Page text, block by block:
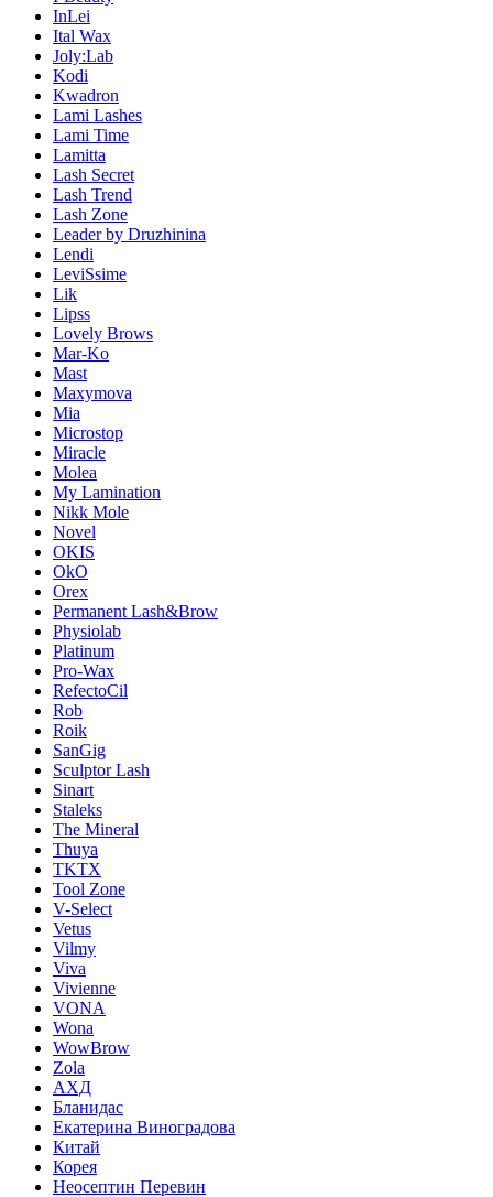
InLei
Ital Wax
Joly:Lab
Kodi
Kwadron
Lami Lashes
Lami Time
Lamitta
Lash Secret
Lash Trend
Lash Zone
Leader by Druzhinina
Lendi
LeviSsime
Lik
Lipss
Lovely Brows
Mar-Ko
Mast
Maxymova
Mia
Microstop
Miracle
Molea
My Lamination
Nikk Mole
Novel
OKIS
OkO
Orex
Permanent Lash&Brow
Physiolab
Platinum
Pro-Wax
RefectoCil
Rob
Roik
SanGig
Sculptor Lash
Sinart
Staleks
The Mineral
Thuya
TKTX
Tool Zone
V-Select
Vetus
Vilmy
Viva
Vivienne
VONA
Wona
WowBrow
Zola
АХД
Бланидас
Екатерина Виноградова
Китай
Корея
Неосептин Перевин